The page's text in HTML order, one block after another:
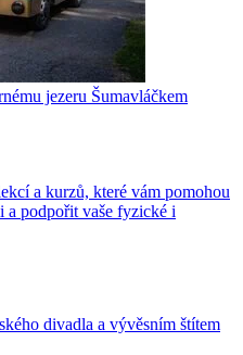
jezeru Šumavláčkem
a kurzů, které vám pomohou
a podpořit vaše fyzické i
divadla a vývěsním štítem